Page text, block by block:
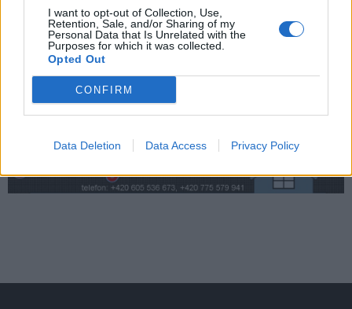
I want to opt-out of Collection, Use,
Retention, Sale, and/or Sharing of my
Personal Data that Is Unrelated with the
Purposes for which it was collected.
Opted Out
CONFIRM
Data Deletion Data Access Privacy Policy